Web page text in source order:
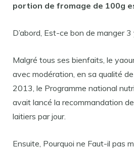
portion de fromage de 100g
D’abord, Est-ce bon de manger
Malgré tous ses bienfaits, le
avec modération, en sa qualité
2013, le Programme national
avait lancé la recommandation
laitiers par jour.
Ensuite, Pourquoi ne Faut-il pas